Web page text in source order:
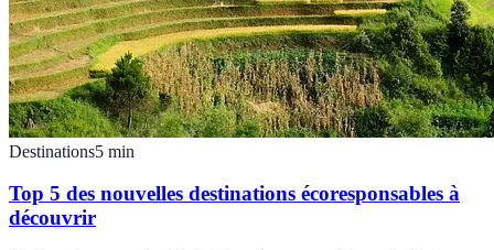
Destinations5 min
Top 5 des nouvelles destinations écoresponsables à
découvrir